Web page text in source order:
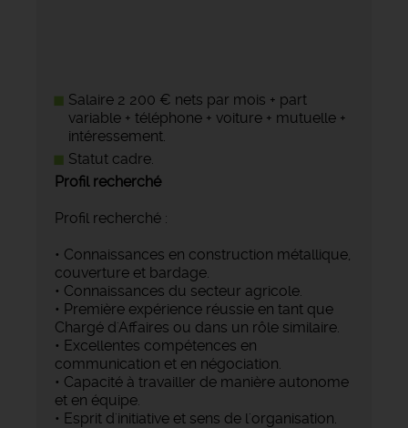
Salaire 2 200 € nets par mois + part
variable + téléphone + voiture + mutuelle +
intéressement.
Statut cadre.
Profil recherché
Profil recherché :
• Connaissances en construction métallique,
couverture et bardage.
• Connaissances du secteur agricole.
• Première expérience réussie en tant que
Chargé d'Affaires ou dans un rôle similaire.
• Excellentes compétences en
communication et en négociation.
• Capacité à travailler de manière autonome
et en équipe.
• Esprit d'initiative et sens de l'organisation.